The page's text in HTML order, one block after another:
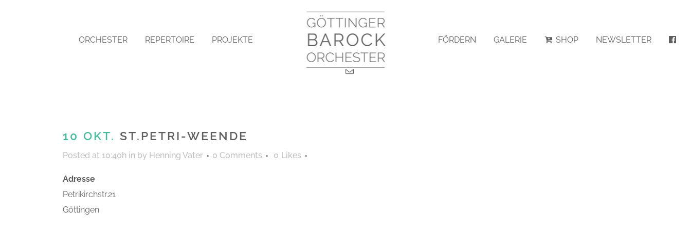
ORCHESTER REPERTOIRE PROJEKTE FÖRDERN GALERIE SHOP NEWSLETTER
10 OKT. ST.PETRI-WEENDE
Posted at 10:40h in by Henning Vater 0 Comments 0 Likes
Adresse
Petrikirchstr.21
Göttingen